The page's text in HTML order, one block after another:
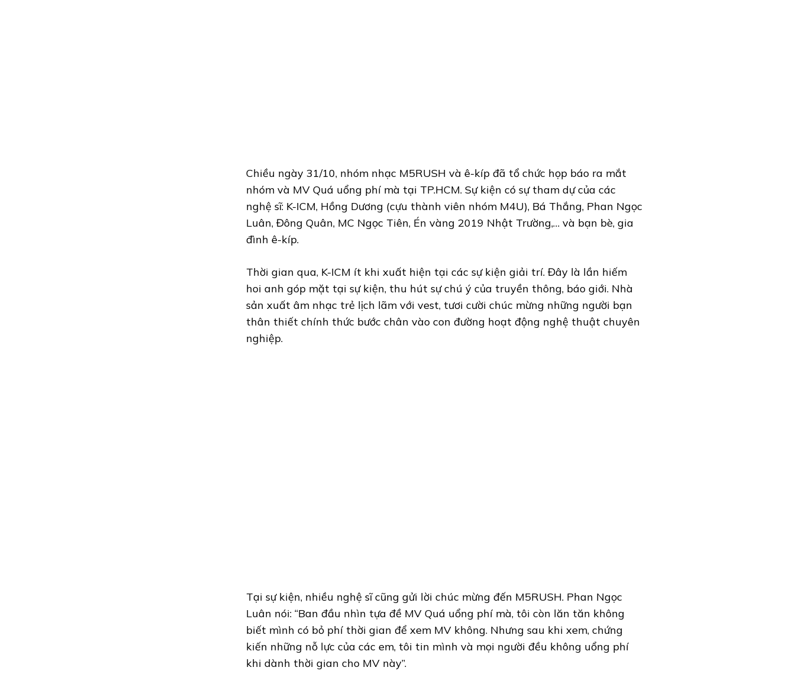
Chiều ngày 31/10, nhóm nhạc M5RUSH và ê-kíp đã tổ chức họp báo ra mắt
nhóm và MV Quá uổng phí mà tại TP.HCM. Sự kiện có sự tham dự của các
nghệ sĩ: K-ICM, Hồng Dương (cựu thành viên nhóm M4U), Bá Thắng, Phan Ngọc
Luân, Đông Quân, MC Ngọc Tiên, Én vàng 2019 Nhật Trường,… và bạn bè, gia
đình ê-kíp.
Thời gian qua, K-ICM ít khi xuất hiện tại các sự kiện giải trí. Đây là lần hiếm
hoi anh góp mặt tại sự kiện, thu hút sự chú ý của truyền thông, báo giới. Nhà
sản xuất âm nhạc trẻ lịch lãm với vest, tươi cười chúc mừng những người bạn
thân thiết chính thức bước chân vào con đường hoạt động nghệ thuật chuyên
nghiệp.
Tại sự kiện, nhiều nghệ sĩ cũng gửi lời chúc mừng đến M5RUSH. Phan Ngọc
Luân nói: “Ban đầu nhìn tựa đề MV Quá uổng phí mà, tôi còn lăn tăn không
biết mình có bỏ phí thời gian để xem MV không. Nhưng sau khi xem, chứng
kiến những nỗ lực của các em, tôi tin mình và mọi người đều không uổng phí
khi dành thời gian cho MV này”.